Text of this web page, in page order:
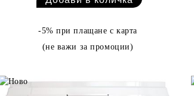
-5% при плащане с карта
(не важи за промоции)